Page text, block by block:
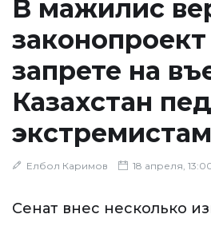
В мажилис
запрете на
Казахстан
экстремистам
Елбол Каримов 18 апреля,
Сенат внес несколько